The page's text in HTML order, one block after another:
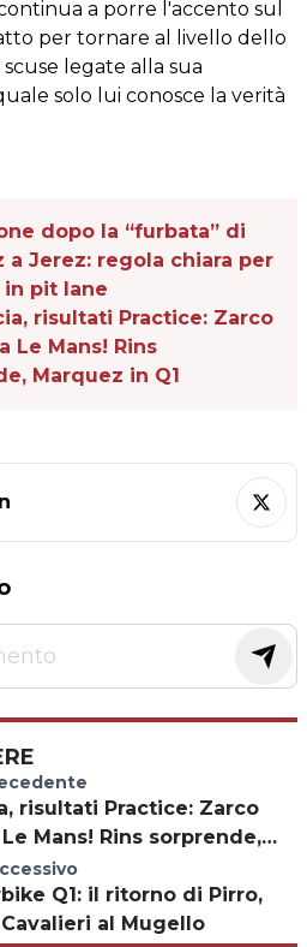
a porre l'accento sul
per tornare al livello dello
legate alla sua
solo lui conosce la verità
dopo la “furbata” di
a Jerez: regola chiara per
pit lane
risultati Practice: Zarco
Le Mans! Rins
Marquez in Q1
risultati Practice: Zarco
Mans! Rins sorprende,
Q1
Q1: il ritorno di Pirro,
al Mugello